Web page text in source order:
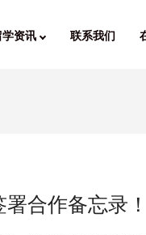
学资讯 联系我们
合作备忘录！